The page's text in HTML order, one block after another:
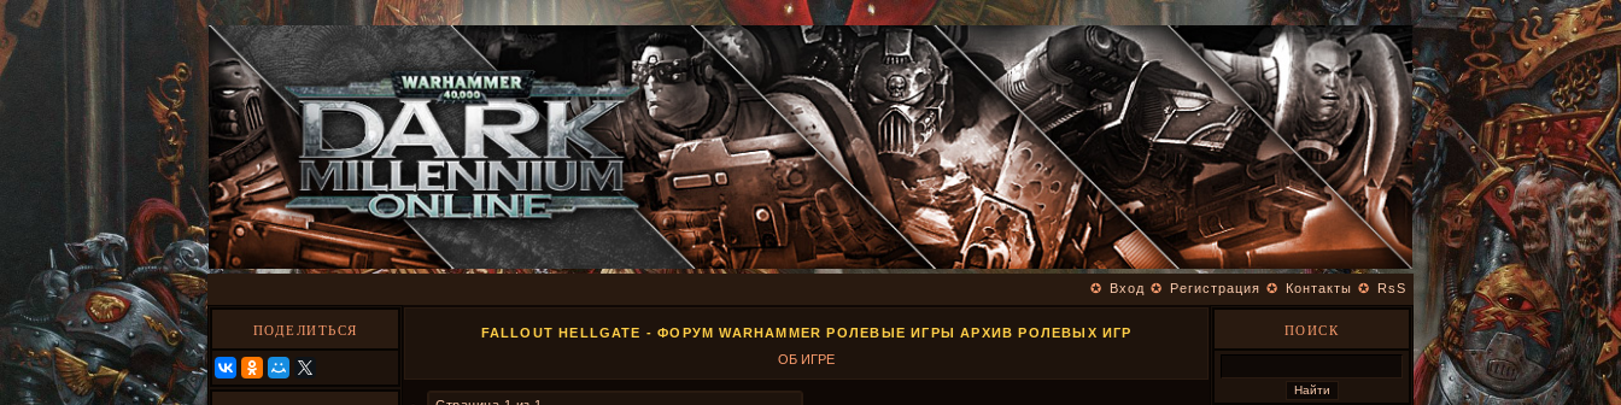
✪ Вход ✪ Регистрация ✪ Контакты ✪ RsS
ПОДЕЛИТЬСЯ
FALLOUT HELLGATE - ФОРУМ WARHAMMER РОЛЕВЫЕ ИГРЫ АРХИВ РОЛЕВЫХ ИГР
ОБ ИГРЕ
ПОИСК